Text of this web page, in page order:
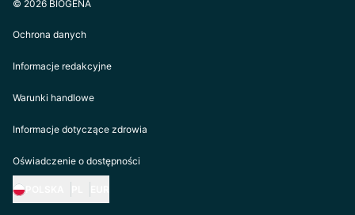
© 2026 BIOGENA
Ochrona danych
Informacje redakcyjne
Warunki handlowe
Informacje dotyczące zdrowia
Oświadczenie o dostępności